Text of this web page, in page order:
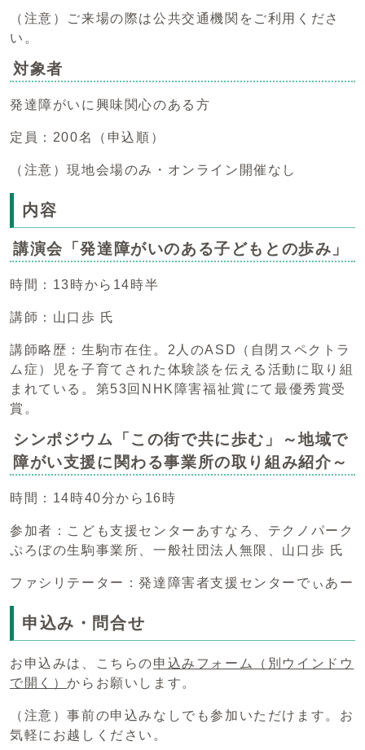
（注意）ご来場の際は公共交通機関をご利用くださ
い。
対象者
発達障がいに興味関心のある方
定員：200名（申込順）
（注意）現地会場のみ・オンライン開催なし
内容
講演会「発達障がいのある子どもとの歩み」
時間：13時から14時半
講師：山口歩 氏
講師略歴：生駒市在住。2人のASD（自閉スペクトラ
ム症）児を子育てされた体験談を伝える活動に取り組
まれている。第53回NHK障害福祉賞にて最優秀賞受
賞。
シンポジウム「この街で共に歩む」～地域で
障がい支援に関わる事業所の取り組み紹介～
時間：14時40分から16時
参加者：こども支援センターあすなろ、テクノパーク
ぷろぼの生駒事業所、一般社団法人無限、山口歩 氏
ファシリテーター：発達障害者支援センターでぃあー
申込み・問合せ
お申込みは、こちらの申込みフォーム
（別ウインドウ
で開く）からお願いします。
（注意）事前の申込みなしでも参加いただけます。お
気軽にお越しください。